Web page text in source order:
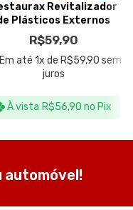
Revitalizador
Plásticos Externos
500ml – Vonixx
R$59,90
Em até 1x de R$59,90 sem
juros
À vista R$56,90 no Pix
automóvel!